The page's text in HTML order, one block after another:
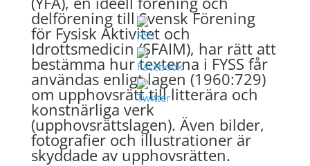
delförening till Svensk Förening
för Fysisk Aktivitet och
Idrottsmedicin (SFAIM), har rätt att
bestämma hur texterna i FYSS får
användas enligt lagen (1960:729)
om upphovsrätt till litterära och
konstnärliga verk
(upphovsrättslagen). Även bilder,
fotografier och illustrationer är
skyddade av upphovsrätten.